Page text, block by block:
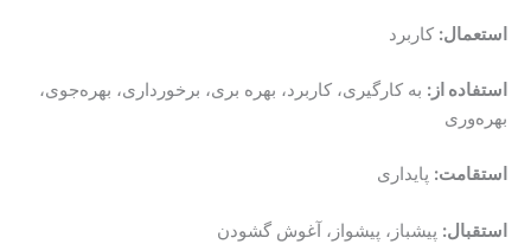
استعمال: کاربرد
استفاده از: به کارگیری، کاربرد، بهره بری، برخورداری، بهره‌جوی،
بهره‌وری
استقامت: پایداری
استقبال: پیشباز، پیشواز، آغوش گشودن